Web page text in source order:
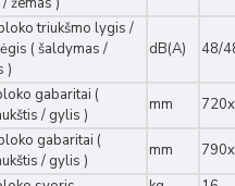
triukšmo lygis /
( šaldymas /
)
dB(A) 48/
gabaritai (
/ gylis )
mm
gabaritai (
/ gylis )
mm